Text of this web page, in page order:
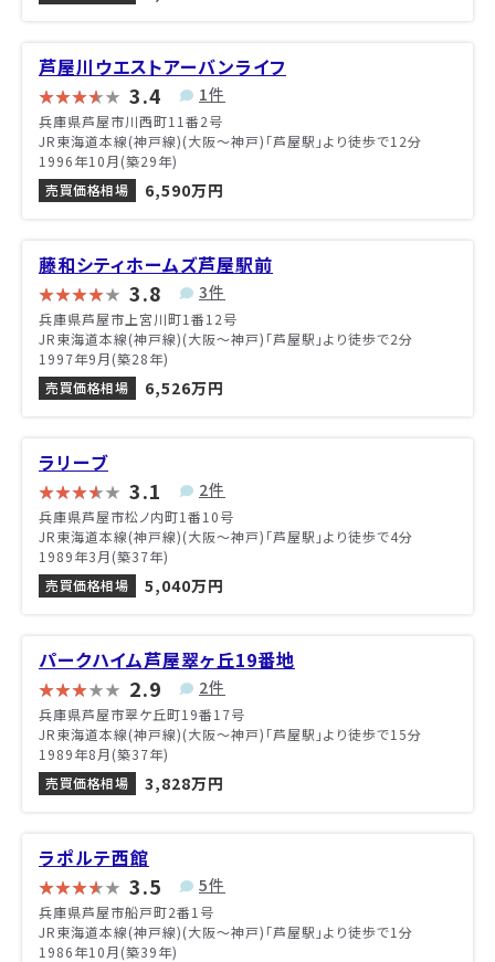
芦屋川ウエストアーバンライフ
3.4 1件
兵庫県芦屋市川西町11番2号
JR東海道本線(神戸線)(大阪～神戸)「芦屋駅」より徒歩で12分
1996年10月(築29年)
売買価格相場
6,590万円
藤和シティホームズ芦屋駅前
3.8 3件
兵庫県芦屋市上宮川町1番12号
JR東海道本線(神戸線)(大阪～神戸)「芦屋駅」より徒歩で2分
1997年9月(築28年)
売買価格相場
6,526万円
ラリーブ
3.1 2件
兵庫県芦屋市松ノ内町1番10号
JR東海道本線(神戸線)(大阪～神戸)「芦屋駅」より徒歩で4分
1989年3月(築37年)
売買価格相場
5,040万円
パークハイム芦屋翠ヶ丘19番地
2.9 2件
兵庫県芦屋市翠ケ丘町19番17号
JR東海道本線(神戸線)(大阪～神戸)「芦屋駅」より徒歩で15分
1989年8月(築37年)
売買価格相場
3,828万円
ラポルテ西館
3.5 5件
兵庫県芦屋市船戸町2番1号
JR東海道本線(神戸線)(大阪～神戸)「芦屋駅」より徒歩で1分
1986年10月(築39年)